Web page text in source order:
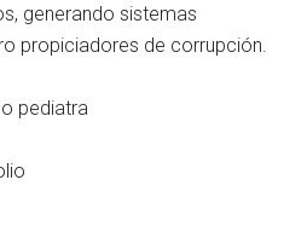
generando sistemas
propiciadores de corrupción.
pediatra